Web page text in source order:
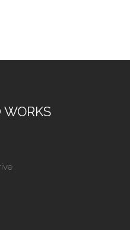
WORKS